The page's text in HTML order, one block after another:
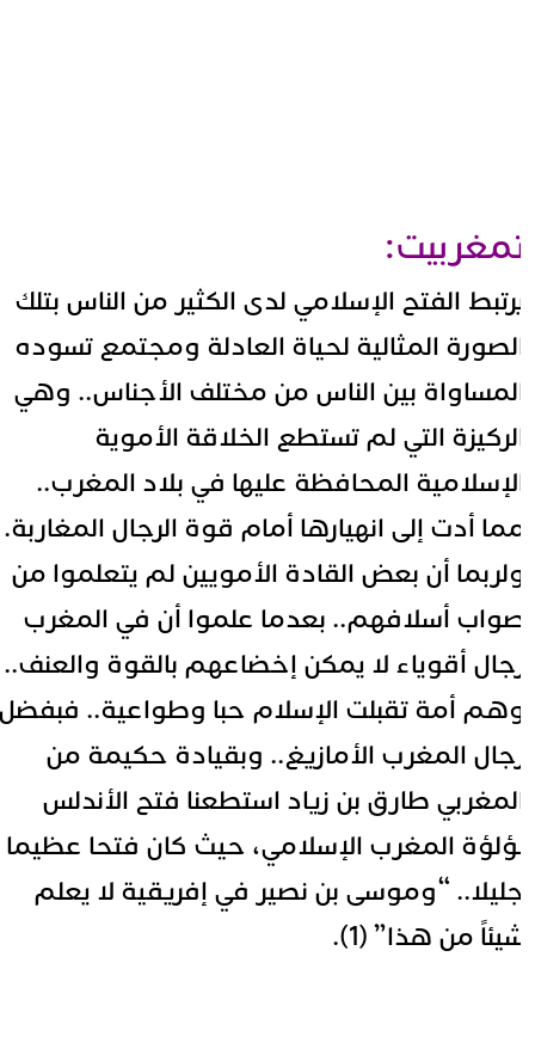
الفتح الإسلامي لدى الكثير من الناس بتلك
المثالية لحياة العادلة ومجتمع تسوده
بين الناس من مختلف الأجناس.. وهي
التي لم تستطع الخلاقة الأموية
المحافظة عليها في بلاد المغرب..
أدت إلى انهيارها أمام قوة الرجال المغاربة.
أن بعض القادة الأمويين لم يتعلموا من
أسلافهم.. بعدما علموا أن في المغرب
أقوياء لا يمكن إخضاعهم بالقوة والعنف..
أمة تقبلت الإسلام حبا وطواعية.. فبفضل
المغرب الأمازيغ.. وبقيادة حكيمة من
طارق بن زياداستطعنا فتح الأندلس
المغرب الإسلامي، حيث كان فتحا عظيما
“وموسى بن نصير في إفريقية لا يعلم
من هذا” (1).